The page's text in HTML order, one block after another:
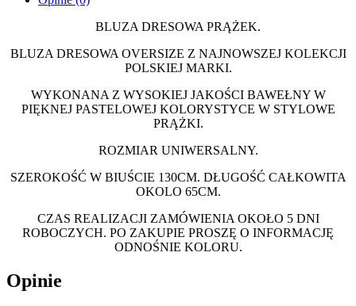
BLUZA DRESOWA PRĄŻEK.
BLUZA DRESOWA OVERSIZE Z NAJNOWSZEJ KOLEKCJI
POLSKIEJ MARKI.
WYKONANA Z WYSOKIEJ JAKOŚCI BAWEŁNY W
PIĘKNEJ PASTELOWEJ KOLORYSTYCE W STYLOWE
PRĄŻKI.
ROZMIAR UNIWERSALNY.
SZEROKOŚĆ W BIUŚCIE 130CM. DŁUGOŚĆ CAŁKOWITA
OKOLO 65CM.
CZAS REALIZACJI ZAMÓWIENIA OKOŁO 5 DNI
ROBOCZYCH. PO ZAKUPIE PROSZĘ O INFORMACJĘ
ODNOŚNIE KOLORU.
Opinie